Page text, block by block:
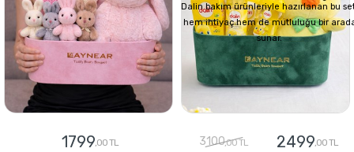
1799,00 TL
Dalin bakım ürünleriyle hazırlanan bu
hem ihtiyaç hem de mutluluğu bir
sunar.
3100,00 TL 2499,00 TL